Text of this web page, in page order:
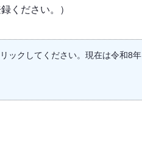
ください。）
ックしてください。現在は令和8年